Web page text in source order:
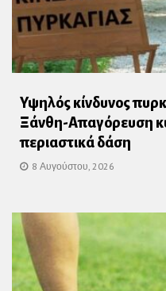
Υψηλός κίνδυνος
Ξάνθη-Απαγόρευση
περιαστικά δάση
8 Αυγούστου, 2026